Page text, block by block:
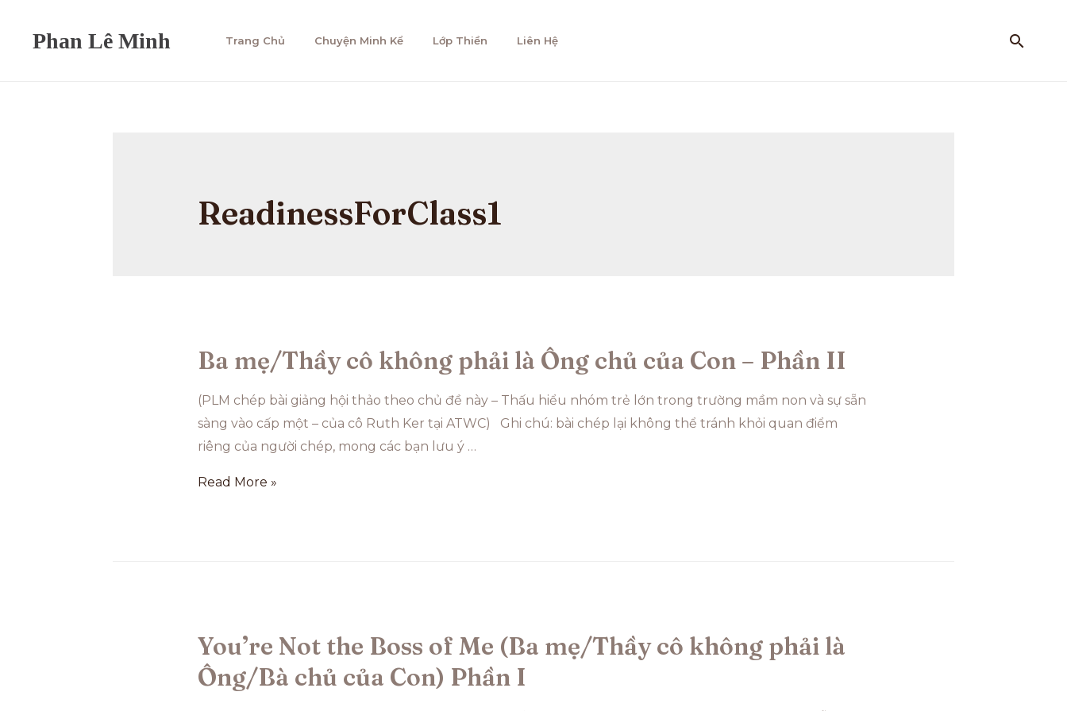
Trang Chủ Chuyện Minh Kể Lớp Thiền Liên Hệ
ReadinessForClass1
Ba mẹ/Thầy cô không phải là Ông chủ của Con – Phần II
(PLM chép bài giảng hội thảo theo chủ đề này – Thấu hiểu nhóm trẻ lớn trong trường mầm non và sự sẵn
sàng vào cấp một – của cô Ruth Ker tại ATWC) Ghi chú: bài chép lại không thể tránh khỏi quan điểm
riêng của người chép, mong các bạn lưu ý …
Read More »
You’re Not the Boss of Me (Ba mẹ/Thầy cô không phải là
Ông/Bà chủ của Con) Phần I